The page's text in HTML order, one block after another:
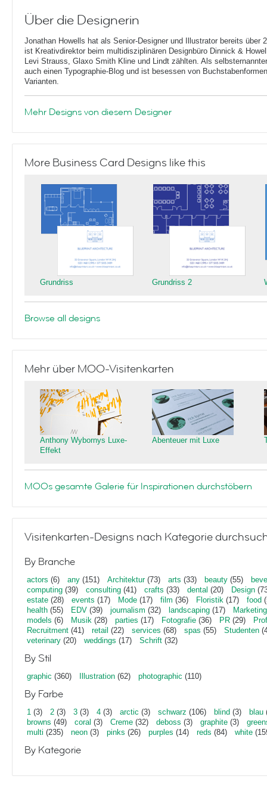
Über die Designerin
Jonathan Howells hat als Senior-Designer und Illustrator bereits über
ist Kreativdirektor beim multidisziplinären Designbüro Dinnick &
Levi Strauss, Glaxo Smith Kline und Lindt zählten. Als
auch einen Typographie-Blog und ist besessen von
Varianten.
Mehr Designs von diesem Designer
More Business Card Designs like this
Grundriss Grundriss 2
Browse all designs
Mehr über MOO-Visitenkarten
Anthony Wybornys Luxe-
Effekt
Abenteuer mit Luxe
MOOs gesamte Galerie für Inspirationen durchstöbern
Visitenkarten-Designs nach Kategorie
By Branche
actors (6) any (151) Architektur(73) arts (33) beauty (55)
computing (39) consulting (41) crafts (33) dental (20) Design
estate (28) events (17) Mode (17) film (36) Floristik (17) food
health (55) EDV (39) journalism (32) landscaping (17)
Marketing
models (6) Musik (28) parties (17) Fotografie (36) PR (29)
Recruitment (41) retail (22) services (68) spas (55) Studenten
veterinary (20) weddings (17) Schrift (32)
By Stil
graphic (360) Illustration (62) photographic (110)
By Farbe
1 (3) 2 (3) 3 (3) 4 (3) arctic (3) schwarz (106) blind (3) blau
browns (49) coral (3) Creme (32) deboss (3) graphite (3)
multi (235) neon (3) pinks (26) purples (14) reds (84) white
By Kategorie